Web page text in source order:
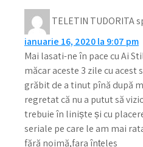
TELETIN TUDORITA
ianuarie 16, 2020 la 9:07 pm
Mai lasati-ne în pace cu Ai
măcar aceste 3 zile cu acest
grăbit de a tinut pînă după
regretat că nu a putut să
trebuie în liniște și cu
seriale pe care le am mai
fără noimă,fara înțeles